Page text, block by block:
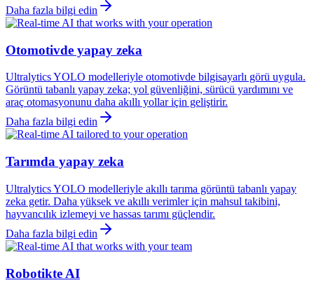
Daha fazla bilgi edin
Otomotivde yapay zeka
Ultralytics YOLO modelleriyle otomotivde bilgisayarlı görü uygula.
Görüntü tabanlı yapay zeka; yol güvenliğini, sürücü yardımını ve
araç otomasyonunu daha akıllı yollar için geliştirir.
Daha fazla bilgi edin
Tarımda yapay zeka
Ultralytics YOLO modelleriyle akıllı tarıma görüntü tabanlı yapay
zeka getir. Daha yüksek ve akıllı verimler için mahsul takibini,
hayvancılık izlemeyi ve hassas tarımı güçlendir.
Daha fazla bilgi edin
Robotikte AI